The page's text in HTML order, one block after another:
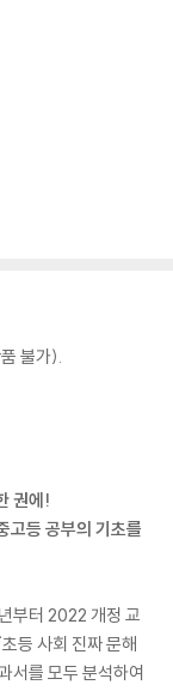
불가).
권에!
등 공부의 기초를
부터 2022 개정 교
등 사회 진짜 문해
서를 모두 분석하여